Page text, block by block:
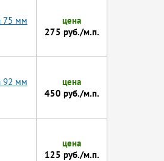
75 мм
цена
275 руб./м.п.
92 мм
цена
450 руб./м.п.
цена
125 руб./м.п.